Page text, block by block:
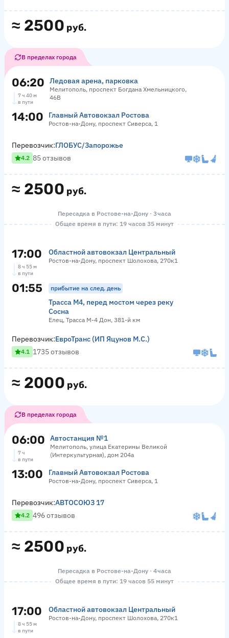
≈ 2500 руб.
В пределах города
06:20 Ледовая арена, парковка
Мелитополь, проспект Богдана Хмельницкого,
46В
7 ч 40 м
в пути
14:00 Главный Автовокзал Ростова
Ростов-на-Дону, проспект Сиверса, 1
≈ 2500 руб.
Перевозчик:ГЛОБУС/Запорожье
4.2 85 отзывов
Пересадка в Ростове-на-Дону · 3 часа
Общее время в пути: 19 часов 35 минут
17:00 Областной автовокзал Центральный
Ростов-на-Дону, проспект Шолохова, 270к1
8 ч 55 м
в пути
01:55 прибытие на след. день
Трасса М4, перед мостом через реку
Сосна
Елец, Трасса М-4 Дон, 381-й км
≈ 2000 руб.
Перевозчик:ЕвроТранс (ИП Яцунов М.С.)
4.1 1735 отзывов
В пределах города
06:00 Автостанция №1
Мелитополь, улица Екатерины Великой
(Интеркультурная), дом 204а
7 ч
в пути
13:00 Главный Автовокзал Ростова
Ростов-на-Дону, проспект Сиверса, 1
≈ 2500 руб.
Перевозчик:АВТОСОЮЗ 17
4.2 496 отзывов
Пересадка в Ростове-на-Дону · 4 часа
Общее время в пути: 19 часов 55 минут
17:00 Областной автовокзал Центральный
Ростов-на-Дону, проспект Шолохова, 270к1
8 ч 55 м
в пути